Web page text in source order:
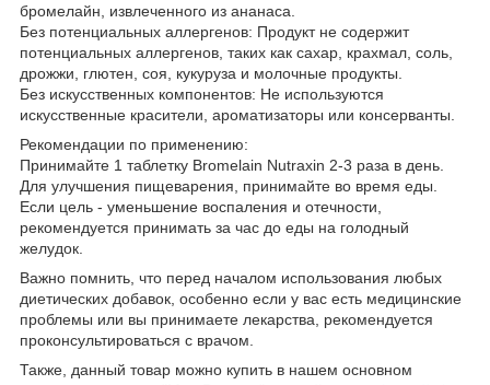
бромелайн, извлеченного из ананаса.
Без потенциальных аллергенов: Продукт не содержит
потенциальных аллергенов, таких как сахар, крахмал, соль,
дрожжи, глютен, соя, кукуруза и молочные продукты.
Без искусственных компонентов: Не используются
искусственные красители, ароматизаторы или консерванты.
Рекомендации по применению:
Принимайте 1 таблетку Bromelain Nutraxin 2-3 раза в день.
Для улучшения пищеварения, принимайте во время еды.
Если цель - уменьшение воспаления и отечности,
рекомендуется принимать за час до еды на голодный
желудок.
Важно помнить, что перед началом использования любых
диетических добавок, особенно если у вас есть медицинские
проблемы или вы принимаете лекарства, рекомендуется
проконсультироваться с врачом.
Также, данный товар можно купить в нашем основном